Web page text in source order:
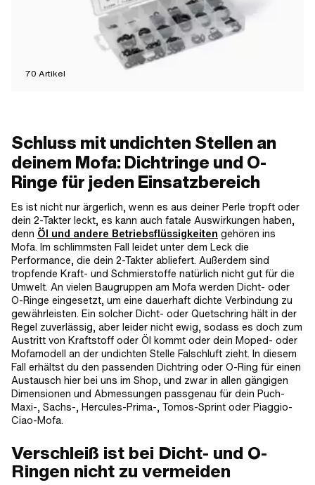
70 Artikel
Schluss mit undichten Stellen an
deinem Mofa: Dichtringe und O-
Ringe für jeden Einsatzbereich
Es ist nicht nur ärgerlich, wenn es aus deiner Perle tropft oder
dein 2-Takter leckt, es kann auch fatale Auswirkungen haben,
denn Öl und andere Betriebsflüssigkeiten gehören ins
Mofa. Im schlimmsten Fall leidet unter dem Leck die
Performance, die dein 2-Takter abliefert. Außerdem sind
tropfende Kraft- und Schmierstoffe natürlich nicht gut für die
Umwelt. An vielen Baugruppen am Mofa werden Dicht- oder
O-Ringe eingesetzt, um eine dauerhaft dichte Verbindung zu
gewährleisten. Ein solcher Dicht- oder Quetschring hält in der
Regel zuverlässig, aber leider nicht ewig, sodass es doch zum
Austritt von Kraftstoff oder Öl kommt oder dein Moped- oder
Mofamodell an der undichten Stelle Falschluft zieht. In diesem
Fall erhältst du den passenden Dichtring oder O-Ring für einen
Austausch hier bei uns im Shop, und zwar in allen gängigen
Dimensionen und Abmessungen passgenau für dein Puch-
Maxi-, Sachs-, Hercules-Prima-, Tomos-Sprint oder Piaggio-
Ciao-Mofa.
Verschleiß ist bei Dicht- und O-
Ringen nicht zu vermeiden